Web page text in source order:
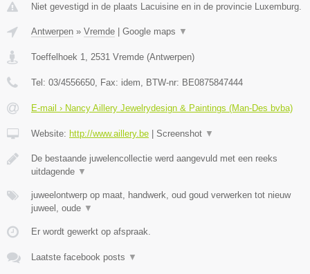
Niet gevestigd in de plaats Lacuisine en in de provincie Luxemburg.
Antwerpen » Vremde Google maps ▼
Toeffelhoek 1 2531 Vremde (Antwerpen)
Tel: 03/4556650 , Fax: idem , BTW-nr: BE0875847444
E-mail › Nancy Aillery Jewelrydesign & Paintings (Man-Des bvba)
Website: http://www.aillery.be Screenshot ▼
De bestaande juwelencollectie werd aangevuld met een reeks
uitdagende ▼
juweelontwerp op maat, handwerk, oud goud verwerken tot nieuw
juweel, oude ▼
Er wordt gewerkt op afspraak.
Laatste facebook posts ▼